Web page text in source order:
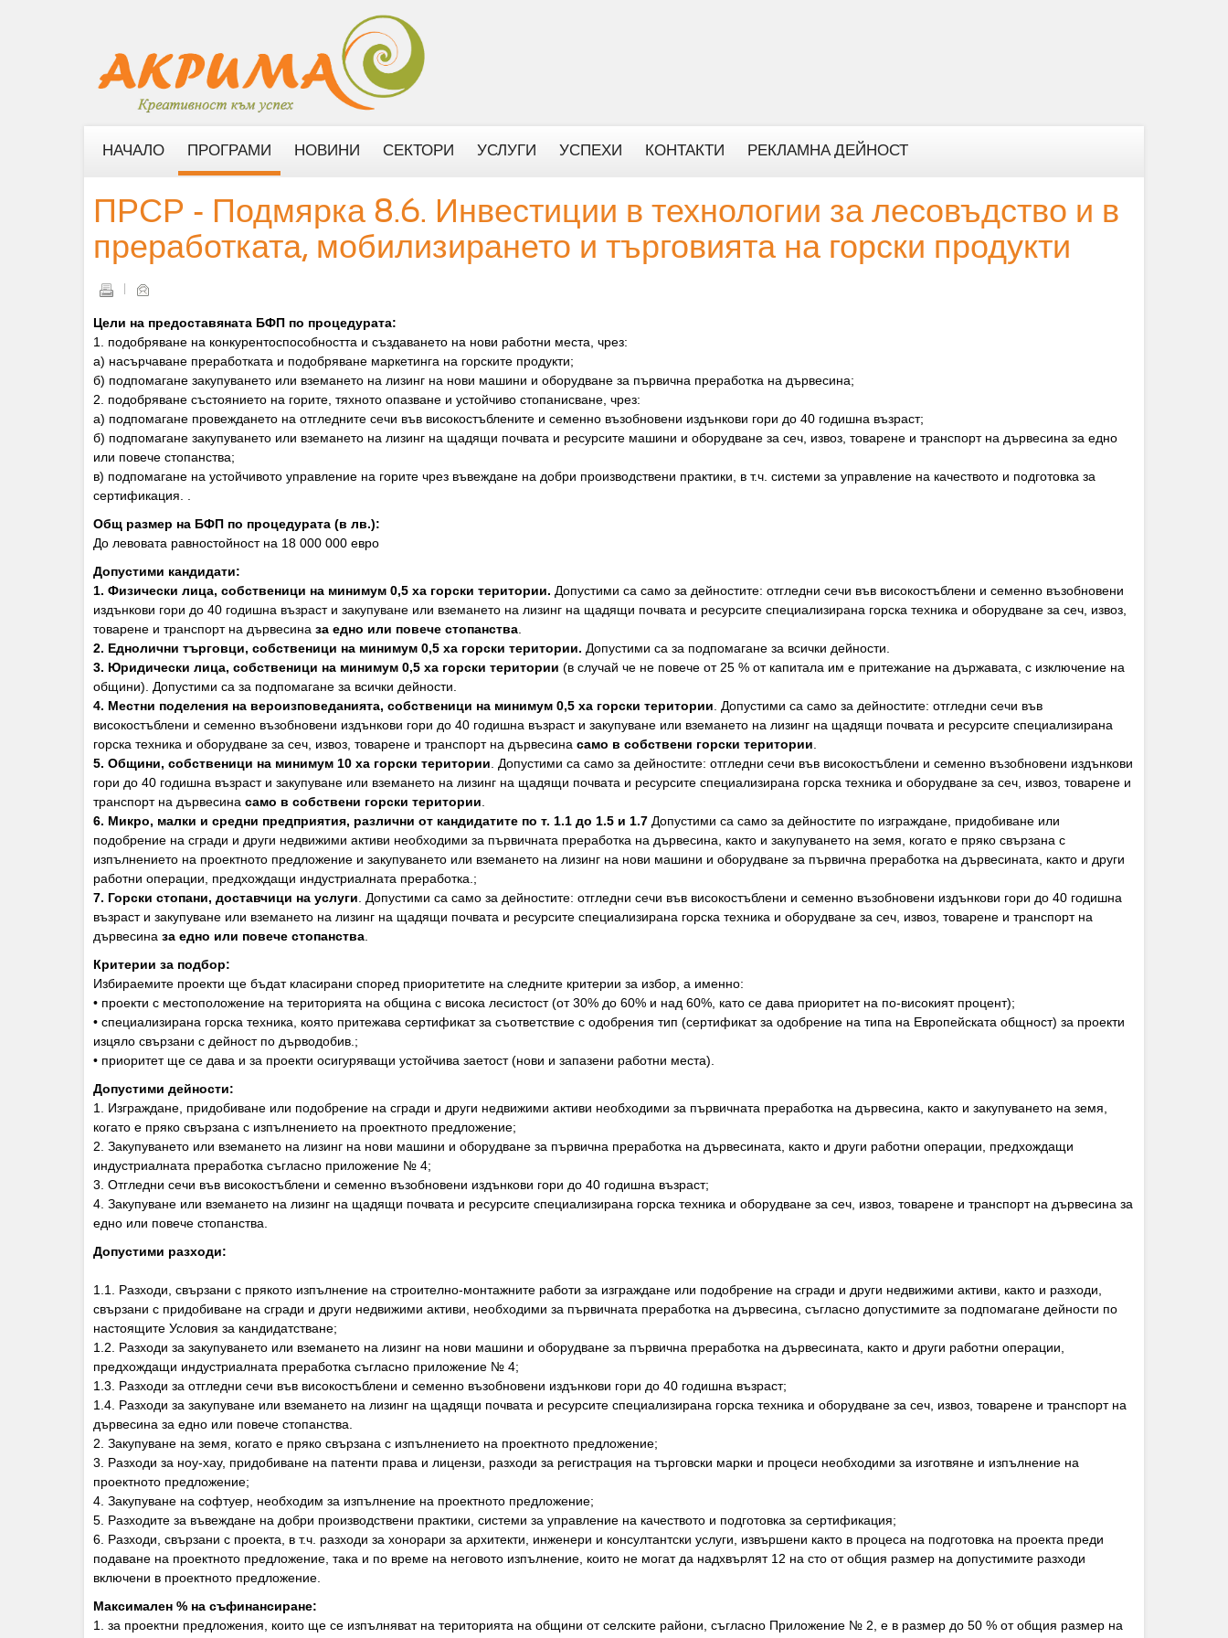
НАЧАЛО ПРОГРАМИ НОВИНИ СЕКТОРИ УСЛУГИ УСПЕХИ КОНТАКТИ РЕКЛАМНА ДЕЙНОСТ
ПРСР - Подмярка 8.6. Инвестиции в технологии за лесовъдство и в
преработката, мобилизирането и търговията на горски продукти
Цели на предоставяната БФП по процедурата:
1. подобряване на конкурентоспособността и създаването на нови работни места, чрез:
а) насърчаване преработката и подобряване маркетинга на горските продукти;
б) подпомагане закупуването или вземането на лизинг на нови машини и оборудване за първична преработка на дървесина;
2. подобряване състоянието на горите, тяхното опазване и устойчиво стопанисване, чрез:
а) подпомагане провеждането на отгледните сечи във високостъблените и семенно възобновени издънкови гори до 40 годишна възраст;
б) подпомагане закупуването или вземането на лизинг на щадящи почвата и ресурсите машини и оборудване за сеч, извоз, товарене и транспорт на дървесина за едно
или повече стопанства;
в) подпомагане на устойчивото управление на горите чрез въвеждане на добри производствени практики, в т.ч. системи за управление на качеството и подготовка за
сертификация. .
Общ размер на БФП по процедурата (в лв.):
До левовата равностойност на 18 000 000 евро
Допустими кандидати:
1. Физически лица, собственици на минимум 0,5 ха горски територии. Допустими са само за дейностите: отгледни сечи във високостъблени и семенно възобновени
издънкови гори до 40 годишна възраст и закупуване или вземането на лизинг на щадящи почвата и ресурсите специализирана горска техника и оборудване за сеч, извоз,
товарене и транспорт на дървесина за едно или повече стопанства
2. Еднолични търговци, собственици на минимум 0,5 ха горски територии. Допустими са за подпомагане за всички дейности.
3. Юридически лица, собственици на минимум 0,5 ха горски територии (в случай че не повече от 25 % от капитала им е притежание на държавата, с изключение на
общини). Допустими са за подпомагане за всички дейности.
4. Местни поделения на вероизповеданията, собственици на минимум 0,5 ха горски територии . Допустими са само за дейностите: отгледни сечи във
високостъблени и семенно възобновени издънкови гори до 40 годишна възраст и закупуване или вземането на лизинг на щадящи почвата и ресурсите специализирана
горска техника и оборудване за сеч, извоз, товарене и транспорт на дървесина само в собствени горски територии
5. Общини, собственици на минимум 10 ха горски територии . Допустими са само за дейностите: отгледни сечи във високостъблени и семенно възобновени издънкови
гори до 40 годишна възраст и закупуване или вземането на лизинг на щадящи почвата и ресурсите специализирана горска техника и оборудване за сеч, извоз, товарене и
транспорт на дървесина само в собствени горски територии
6. Микро, малки и средни предприятия, различни от кандидатите по т. 1.1 до 1.5 и 1.7 Допустими са само за дейностите по изграждане, придобиване или
подобрение на сгради и други недвижими активи необходими за първичната преработка на дървесина, както и закупуването на земя, когато е пряко свързана с
изпълнението на проектното предложение и закупуването или вземането на лизинг на нови машини и оборудване за първична преработка на дървесината, както и други
работни операции, предхождащи индустриалната преработка.;
7. Горски стопани, доставчици на услуги . Допустими са само за дейностите: отгледни сечи във високостъблени и семенно възобновени издънкови гори до 40 годишна
възраст и закупуване или вземането на лизинг на щадящи почвата и ресурсите специализирана горска техника и оборудване за сеч, извоз, товарене и транспорт на
дървесина за едно или повече стопанства
Критерии за подбор:
Избираемите проекти ще бъдат класирани според приоритетите на следните критерии за избор, а именно:
• проекти с местоположение на територията на община с висока лесистост (от 30% до 60% и над 60%, като се дава приоритет на по-високият процент);
• специализирана горска техника, която притежава сертификат за съответствие с одобрения тип (сертификат за одобрение на типа на Европейската общност) за проекти
изцяло свързани с дейност по дърводобив.;
• приоритет ще се дава и за проекти осигуряващи устойчива заетост (нови и запазени работни места).
Допустими дейности:
1. Изграждане, придобиване или подобрение на сгради и други недвижими активи необходими за първичната преработка на дървесина, както и закупуването на земя,
когато е пряко свързана с изпълнението на проектното предложение;
2. Закупуването или вземането на лизинг на нови машини и оборудване за първична преработка на дървесината, както и други работни операции, предхождащи
индустриалната преработка съгласно приложение № 4;
3. Отгледни сечи във високостъблени и семенно възобновени издънкови гори до 40 годишна възраст;
4. Закупуване или вземането на лизинг на щадящи почвата и ресурсите специализирана горска техника и оборудване за сеч, извоз, товарене и транспорт на дървесина за
едно или повече стопанства.
Допустими разходи:
1.1. Разходи, свързани с прякото изпълнение на строително-монтажните работи за изграждане или подобрение на сгради и други недвижими активи, както и разходи,
свързани с придобиване на сгради и други недвижими активи, необходими за първичната преработка на дървесина, съгласно допустимите за подпомагане дейности по
настоящите Условия за кандидатстване;
1.2. Разходи за закупуването или вземането на лизинг на нови машини и оборудване за първична преработка на дървесината, както и други работни операции,
предхождащи индустриалната преработка съгласно приложение № 4;
1.3. Разходи за отгледни сечи във високостъблени и семенно възобновени издънкови гори до 40 годишна възраст;
1.4. Разходи за закупуване или вземането на лизинг на щадящи почвата и ресурсите специализирана горска техника и оборудване за сеч, извоз, товарене и транспорт на
дървесина за едно или повече стопанства.
2. Закупуване на земя, когато е пряко свързана с изпълнението на проектното предложение;
3. Разходи за ноу-хау, придобиване на патенти права и лицензи, разходи за регистрация на търговски марки и процеси необходими за изготвяне и изпълнение на
проектното предложение;
4. Закупуване на софтуер, необходим за изпълнение на проектното предложение;
5. Разходите за въвеждане на добри производствени практики, системи за управление на качеството и подготовка за сертификация;
6. Разходи, свързани с проекта, в т.ч. разходи за хонорари за архитекти, инженери и консултантски услуги, извършени както в процеса на подготовка на проекта преди
подаване на проектното предложение, така и по време на неговото изпълнение, които не могат да надхвърлят 12 на сто от общия размер на допустимите разходи
включени в проектното предложение.
Максимален % на съфинансиране:
1. за проектни предложения, които ще се изпълняват на територията на общини от селските райони, съгласно Приложение № 2, е в размер до 50 % от общия размер на